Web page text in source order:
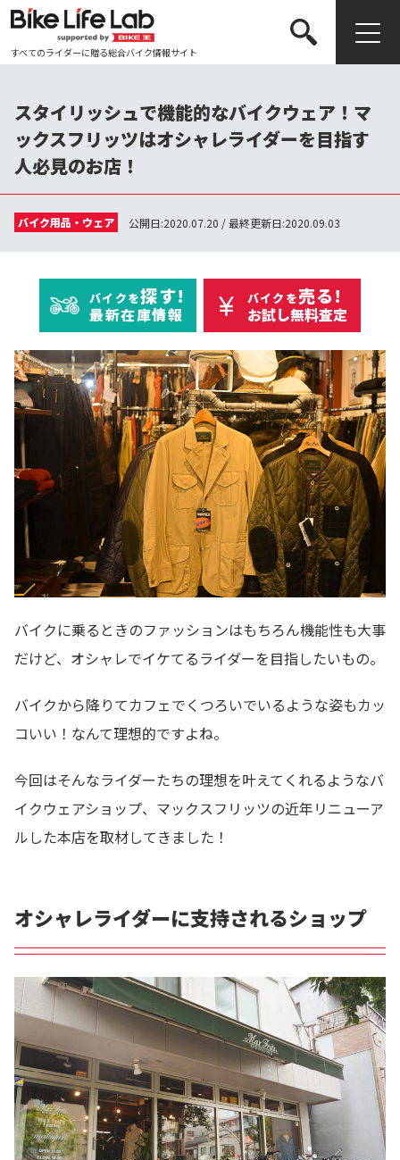
すべてのライダーに贈る総合バイク情報サイト
スタイリッシュで機能的なバイクウェア！マ
ックスフリッツはオシャレライダーを目指す
人必見のお店！
バイク用品・ウェア 公開日:2020.07.20 / 最終更新日:2020.09.03
バイクを探す!
最新在庫情報
バイクを売る!
お試し無料査定
バイクに乗るときのファッションはもちろん機能性も大事
だけど、オシャレでイケてるライダーを目指したいもの。
バイクから降りてカフェでくつろいでいるような姿もカッ
コいい！なんて理想的ですよね。
今回はそんなライダーたちの理想を叶えてくれるようなバ
イクウェアショップ、マックスフリッツの近年リニューア
ルした本店を取材してきました！
オシャレライダーに支持されるショップ